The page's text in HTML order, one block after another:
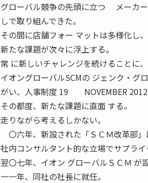
グローバル競争の先頭に立つ メーカ
しで取り組んできた。
その間に店舗フォー マットは多様化し
新たな課題が次々に浮上する。
常 に新しいチャレンジを続けることに
イオングローバルSCMの ジェンク・グ
がい、人事制度 19 NOVEMBER 2012
その都度、新たな課題に直面 する。
走りながら考えるしかない。
〇六年、新設された「ＳＣＭ改革部」
社内コンサルタント的な立場でサプラ
翌〇七年、イオン グローバルＳＣＭ が
一一年、同社の社長に就任。